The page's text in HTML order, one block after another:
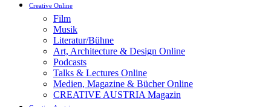
Creative Online
Film
Musik
Literatur/Bühne
Art, Architecture & Design Online
Podcasts
Talks & Lectures Online
Medien, Magazine & Bücher Online
CREATIVE AUSTRIA Magazin